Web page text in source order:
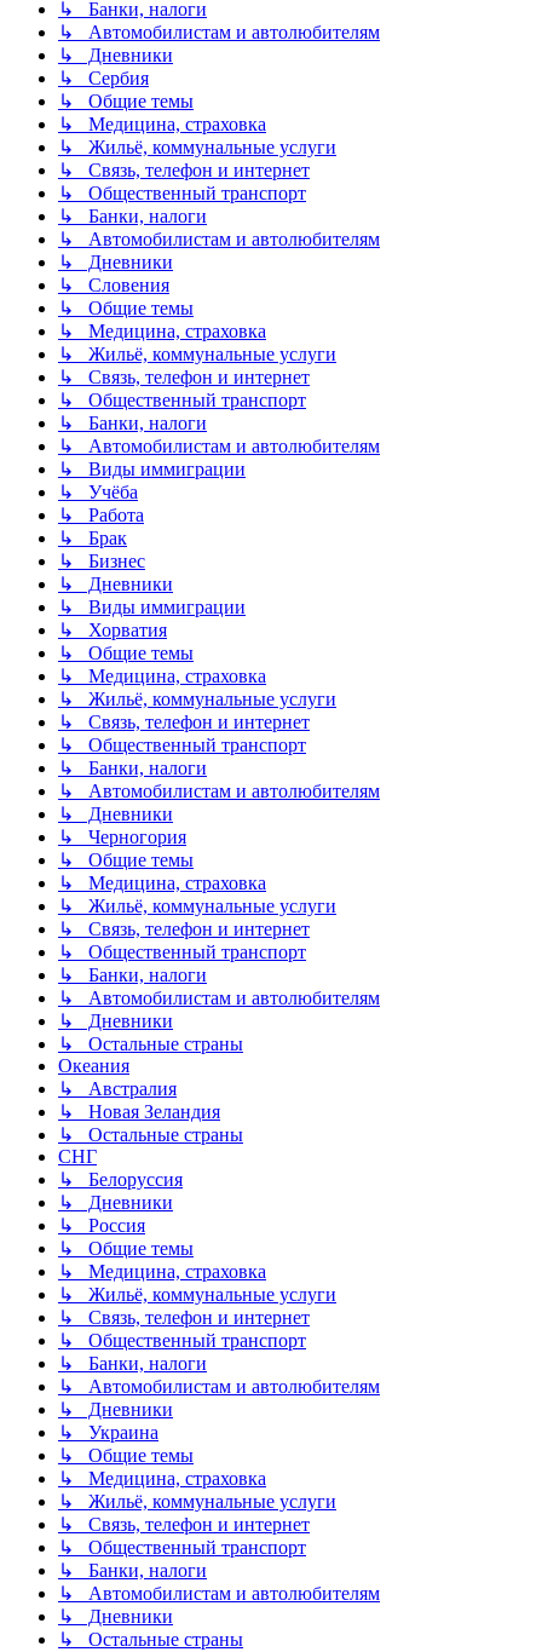
↳ Банки, налоги
↳ Автомобилистам и автолюбителям
↳ Дневники
↳ Сербия
↳ Общие темы
↳ Медицина, страховка
↳ Жильё, коммунальные услуги
↳ Связь, телефон и интернет
↳ Общественный транспорт
↳ Банки, налоги
↳ Автомобилистам и автолюбителям
↳ Дневники
↳ Словения
↳ Общие темы
↳ Медицина, страховка
↳ Жильё, коммунальные услуги
↳ Связь, телефон и интернет
↳ Общественный транспорт
↳ Банки, налоги
↳ Автомобилистам и автолюбителям
↳ Виды иммиграции
↳ Учёба
↳ Работа
↳ Брак
↳ Бизнес
↳ Дневники
↳ Виды иммиграции
↳ Хорватия
↳ Общие темы
↳ Медицина, страховка
↳ Жильё, коммунальные услуги
↳ Связь, телефон и интернет
↳ Общественный транспорт
↳ Банки, налоги
↳ Автомобилистам и автолюбителям
↳ Дневники
↳ Черногория
↳ Общие темы
↳ Медицина, страховка
↳ Жильё, коммунальные услуги
↳ Связь, телефон и интернет
↳ Общественный транспорт
↳ Банки, налоги
↳ Автомобилистам и автолюбителям
↳ Дневники
↳ Остальные страны
Океания
↳ Австралия
↳ Новая Зеландия
↳ Остальные страны
СНГ
↳ Белоруссия
↳ Дневники
↳ Россия
↳ Общие темы
↳ Медицина, страховка
↳ Жильё, коммунальные услуги
↳ Связь, телефон и интернет
↳ Общественный транспорт
↳ Банки, налоги
↳ Автомобилистам и автолюбителям
↳ Дневники
↳ Украина
↳ Общие темы
↳ Медицина, страховка
↳ Жильё, коммунальные услуги
↳ Связь, телефон и интернет
↳ Общественный транспорт
↳ Банки, налоги
↳ Автомобилистам и автолюбителям
↳ Дневники
↳ Остальные страны